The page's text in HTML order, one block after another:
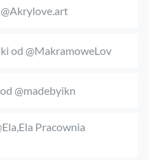
od @MakramoweLov
@madebyikn
Pracownia